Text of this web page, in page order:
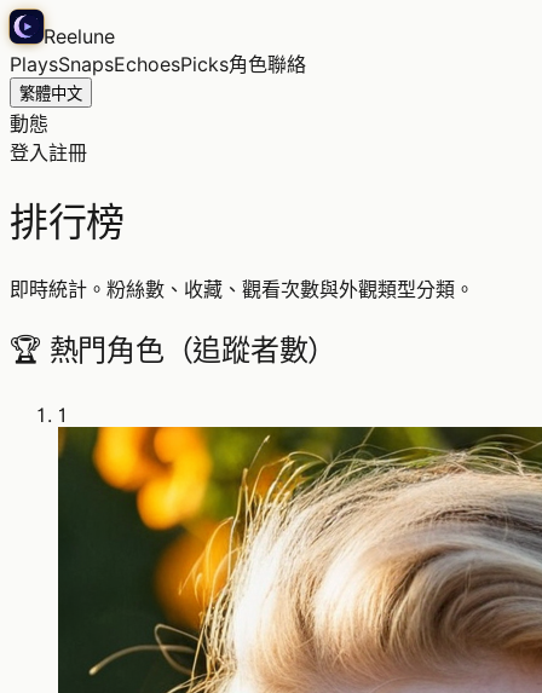
Reelune
PlaysSnapsEchoesPicks角色聯絡
繁體中文
動態
登入註冊
排行榜
即時統計。粉絲數、收藏、觀看次數與外觀類型分類。
🏆 熱門角色（追蹤者數）
1